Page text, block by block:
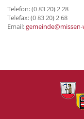
Telefon: (0 83 20) 2 28
Telefax: (0 83 20) 2 68
Email: